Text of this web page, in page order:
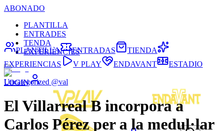
ABONADO
PLANTILLA
ENTRADES
TENDA
EXPERIÈNCIES
LOGIN
PLANTILLA ENTRADAS
TIENDA
EXPERIENCIAS
V PLAY ENDAVANT ESTADIO
Uncategorized @val
El Villarreal B incorpora a
Carlos Pérez per a la medul·lar